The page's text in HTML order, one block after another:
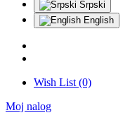
Srpski
English
Wish List (0)
Moj nalog